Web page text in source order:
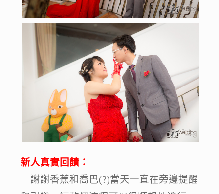
新人真實回饋：
謝謝香蕉和喬巴(?)當天一直在旁邊提醒